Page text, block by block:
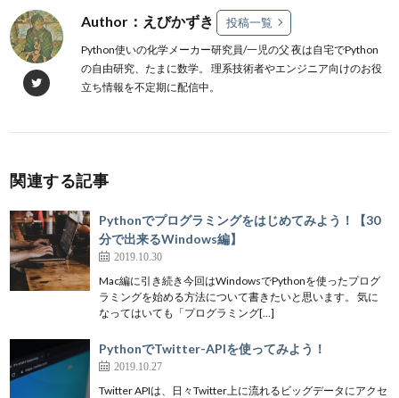
Author：えびかずき 投稿一覧
Python使いの化学メーカー研究員/一児の父 夜は自宅でPython
の自由研究、たまに数学。 理系技術者やエンジニア向けのお役
立ち情報を不定期に配信中。
関連する記事
Pythonでプログラミングをはじめてみよう！【30
分で出来るWindows編】
2019.10.30
Mac編に引き続き今回はWindowsでPythonを使ったプログ
ラミングを始める方法について書きたいと思います。 気に
なってはいても「プログラミング[…]
PythonでTwitter-APIを使ってみよう！
2019.10.27
Twitter APIは、日々Twitter上に流れるビッグデータにアクセ